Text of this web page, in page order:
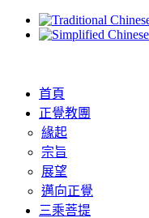
首頁
正覺教團
緣起
宗旨
展望
邁向正覺
三乘菩提